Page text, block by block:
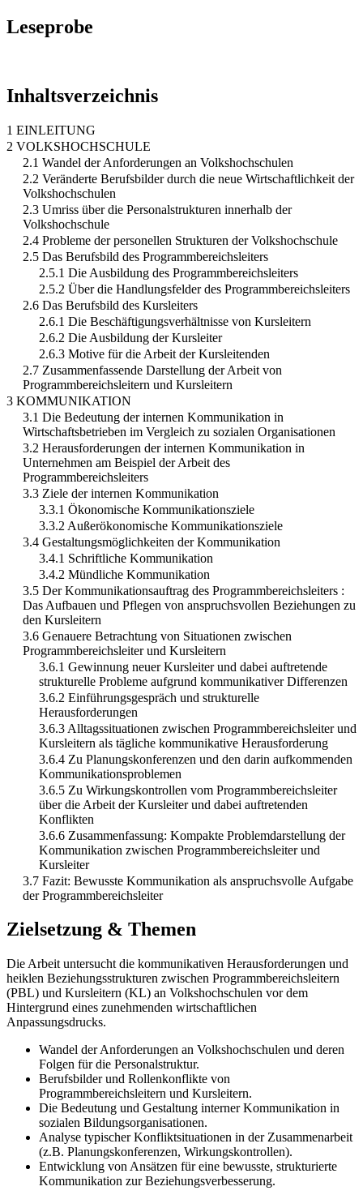
Leseprobe
Inhaltsverzeichnis
1 EINLEITUNG
2 VOLKSHOCHSCHULE
2.1 Wandel der Anforderungen an Volkshochschulen
2.2 Veränderte Berufsbilder durch die neue Wirtschaftlichkeit der
Volkshochschulen
2.3 Umriss über die Personalstrukturen innerhalb der
Volkshochschule
2.4 Probleme der personellen Strukturen der Volkshochschule
2.5 Das Berufsbild des Programmbereichsleiters
2.5.1 Die Ausbildung des Programmbereichsleiters
2.5.2 Über die Handlungsfelder des Programmbereichsleiters
2.6 Das Berufsbild des Kursleiters
2.6.1 Die Beschäftigungsverhältnisse von Kursleitern
2.6.2 Die Ausbildung der Kursleiter
2.6.3 Motive für die Arbeit der Kursleitenden
2.7 Zusammenfassende Darstellung der Arbeit von
Programmbereichsleitern und Kursleitern
3 KOMMUNIKATION
3.1 Die Bedeutung der internen Kommunikation in
Wirtschaftsbetrieben im Vergleich zu sozialen Organisationen
3.2 Herausforderungen der internen Kommunikation in
Unternehmen am Beispiel der Arbeit des
Programmbereichsleiters
3.3 Ziele der internen Kommunikation
3.3.1 Ökonomische Kommunikationsziele
3.3.2 Außerökonomische Kommunikationsziele
3.4 Gestaltungsmöglichkeiten der Kommunikation
3.4.1 Schriftliche Kommunikation
3.4.2 Mündliche Kommunikation
3.5 Der Kommunikationsauftrag des Programmbereichsleiters :
Das Aufbauen und Pflegen von anspruchsvollen Beziehungen zu
den Kursleitern
3.6 Genauere Betrachtung von Situationen zwischen
Programmbereichsleiter und Kursleitern
3.6.1 Gewinnung neuer Kursleiter und dabei auftretende
strukturelle Probleme aufgrund kommunikativer Differenzen
3.6.2 Einführungsgespräch und strukturelle
Herausforderungen
3.6.3 Alltagssituationen zwischen Programmbereichsleiter und
Kursleitern als tägliche kommunikative Herausforderung
3.6.4 Zu Planungskonferenzen und den darin aufkommenden
Kommunikationsproblemen
3.6.5 Zu Wirkungskontrollen vom Programmbereichsleiter
über die Arbeit der Kursleiter und dabei auftretenden
Konflikten
3.6.6 Zusammenfassung: Kompakte Problemdarstellung der
Kommunikation zwischen Programmbereichsleiter und
Kursleiter
3.7 Fazit: Bewusste Kommunikation als anspruchsvolle Aufgabe
der Programmbereichsleiter
Zielsetzung & Themen
Die Arbeit untersucht die kommunikativen Herausforderungen und
heiklen Beziehungsstrukturen zwischen Programmbereichsleitern
(PBL) und Kursleitern (KL) an Volkshochschulen vor dem
Hintergrund eines zunehmenden wirtschaftlichen
Anpassungsdrucks.
Wandel der Anforderungen an Volkshochschulen und deren
Folgen für die Personalstruktur.
Berufsbilder und Rollenkonflikte von
Programmbereichsleitern und Kursleitern.
Die Bedeutung und Gestaltung interner Kommunikation in
sozialen Bildungsorganisationen.
Analyse typischer Konfliktsituationen in der Zusammenarbeit
(z.B. Planungskonferenzen, Wirkungskontrollen).
Entwicklung von Ansätzen für eine bewusste, strukturierte
Kommunikation zur Beziehungsverbesserung.